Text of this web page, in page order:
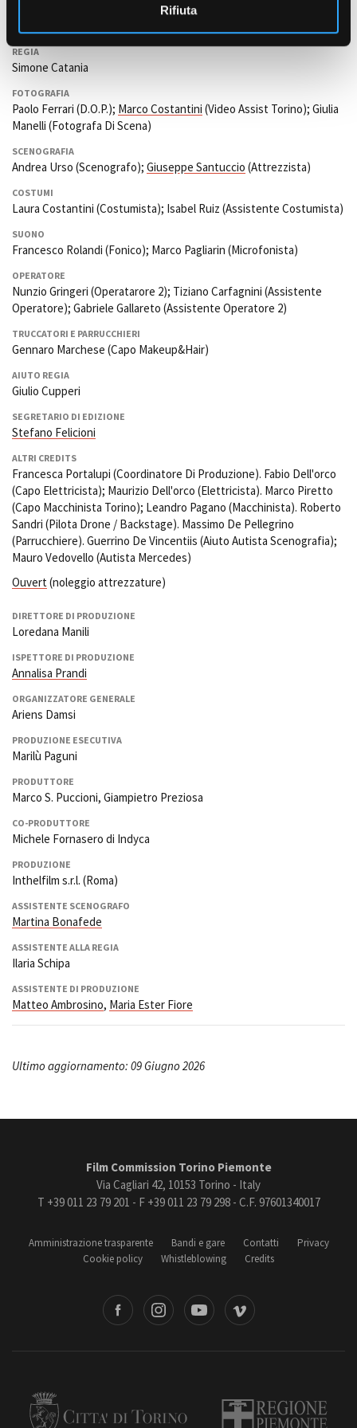
Rifiuta
REGIA
Simone Catania
FOTOGRAFIA
Paolo Ferrari (D.O.P.); Marco Costantini (Video Assist Torino); Giulia
Manelli (Fotografa Di Scena)
SCENOGRAFIA
Andrea Urso (Scenografo); Giuseppe Santuccio (Attrezzista)
COSTUMI
Laura Costantini (Costumista); Isabel Ruiz (Assistente Costumista)
SUONO
Francesco Rolandi (Fonico); Marco Pagliarin (Microfonista)
OPERATORE
Nunzio Gringeri (Operatarore 2); Tiziano Carfagnini (Assistente
Operatore); Gabriele Gallareto (Assistente Operatore 2)
TRUCCATORI E PARRUCCHIERI
Gennaro Marchese (Capo Makeup&Hair)
AIUTO REGIA
Giulio Cupperi
SEGRETARIO DI EDIZIONE
Stefano Felicioni
ALTRI CREDITS
Francesca Portalupi (Coordinatore Di Produzione). Fabio Dell'orco
(Capo Elettricista); Maurizio Dell'orco (Elettricista). Marco Piretto
(Capo Macchinista Torino); Leandro Pagano (Macchinista). Roberto
Sandri (Pilota Drone / Backstage). Massimo De Pellegrino
(Parrucchiere). Guerrino De Vincentiis (Aiuto Autista Scenografia);
Mauro Vedovello (Autista Mercedes)
Ouvert(noleggio attrezzature)
DIRETTORE DI PRODUZIONE
Loredana Manili
ISPETTORE DI PRODUZIONE
Annalisa Prandi
ORGANIZZATORE GENERALE
Ariens Damsi
PRODUZIONE ESECUTIVA
Marilù Paguni
PRODUTTORE
Marco S. Puccioni, Giampietro Preziosa
CO-PRODUTTORE
Michele Fornasero di Indyca
PRODUZIONE
Inthelfilm s.r.l. (Roma)
ASSISTENTE SCENOGRAFO
Martina Bonafede
ASSISTENTE ALLA REGIA
Ilaria Schipa
ASSISTENTE DI PRODUZIONE
Matteo Ambrosino, Maria Ester Fiore
Ultimo aggiornamento: 09 Giugno 2026
Film Commission Torino Piemonte
Via Cagliari 42, 10153 Torino - Italy
T +39 011 23 79 201 - F +39 011 23 79 298 - C.F. 97601340017
Amministrazione trasparente Bandi e gare Contatti
Privacy
Cookie policy
Whistleblowing Credits
Vimeo
Regione Piemonte